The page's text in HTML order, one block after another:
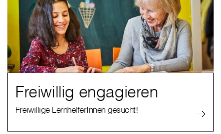
Freiwillig engagieren
Freiwillige LernhelferInnen gesucht!